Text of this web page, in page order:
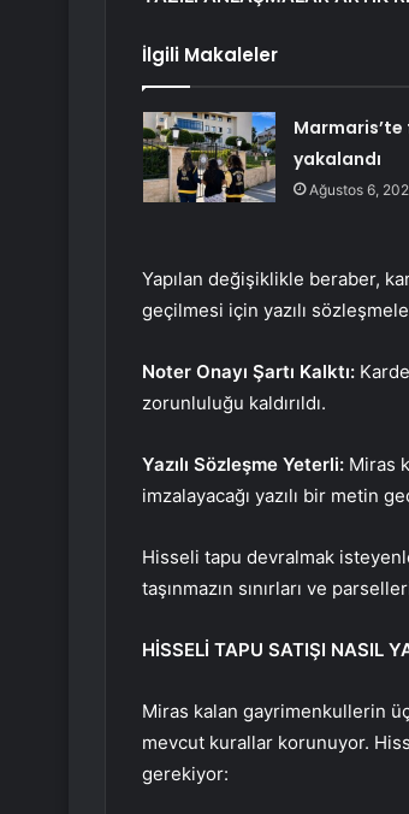
İlgili Makaleler
yakalandı
Ağustos 6,
Yapılan değişiklikle beraber,
geçilmesi için yazılı
Noter Onayı Şartı Kalktı:
zorunluluğu kaldırıldı.
Yazılı Sözleşme Yeterli: Miras
imzalayacağı yazılı bir metin
Hisseli tapu devralmak
taşınmazın sınırları ve
HİSSELİ TAPU SATIŞI NASIL
Miras kalan gayrimenkullerin
mevcut kurallar korunuyor.
gerekiyor: